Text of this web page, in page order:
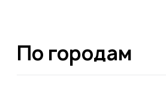
По городам